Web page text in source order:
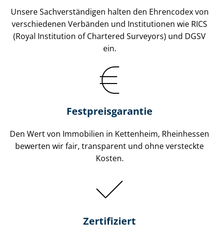
Unsere Sach­ver­stän­di­gen halten den Ehrencodex von
verschiedenen Verbänden und Institutionen wie RICS
(Royal Institution of Chartered Surveyors) und DGSV
ein.
Festpreis​garantie
Den Wert von Immobilien in Kettenheim, Rheinhessen
bewerten wir fair, transparent und ohne versteckte
Kosten.
Zertifiziert